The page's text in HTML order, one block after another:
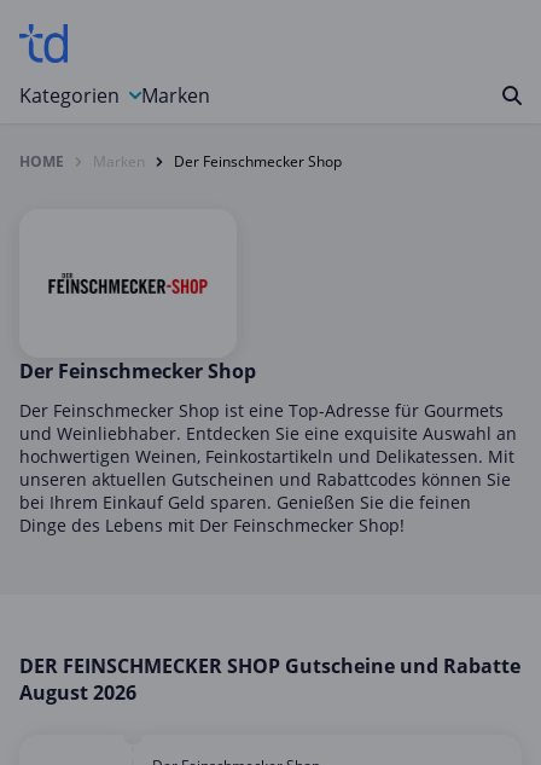
Kategorien
Auto, Motorrad & Werkzeuge
Computer & Elektronik
Essen & Trinken
Foto, Druck & Büro
Gaming & Spielzeug
Garten, Haushalt & Tiere
Gesundheit & Beauty
Sonstiges
Marken
HOME Marken Der Feinschmecker Shop
Der Feinschmecker Shop
Der Feinschmecker Shop ist eine Top-Adresse für Gourmets
und Weinliebhaber. Entdecken Sie eine exquisite Auswahl an
hochwertigen Weinen, Feinkostartikeln und Delikatessen. Mit
unseren aktuellen Gutscheinen und Rabattcodes können Sie
bei Ihrem Einkauf Geld sparen. Genießen Sie die feinen
Dinge des Lebens mit Der Feinschmecker Shop!
DER FEINSCHMECKER SHOP Gutscheine und Rabatte
August 2026